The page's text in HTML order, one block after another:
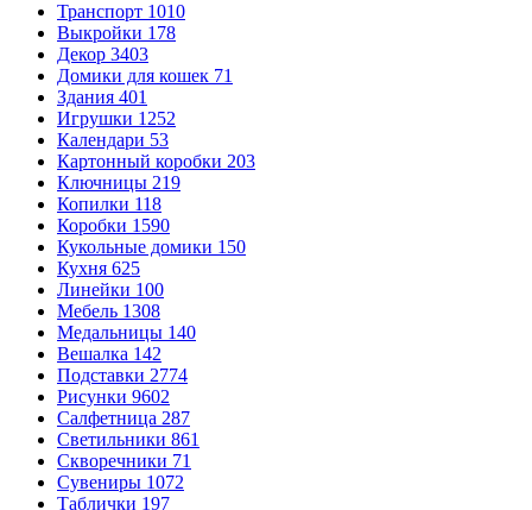
Транспорт 1010
Выкройки 178
Декор 3403
Домики для кошек 71
Здания 401
Игрушки 1252
Календари 53
Картонный коробки 203
Ключницы 219
Копилки 118
Коробки 1590
Кукольные домики 150
Кухня 625
Линейки 100
Мебель 1308
Медальницы 140
Вешалка 142
Подставки 2774
Рисунки 9602
Салфетница 287
Светильники 861
Скворечники 71
Сувениры 1072
Таблички 197